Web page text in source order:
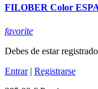
FILOBER Color
favorite
Debes de estar registrado
Entrar| Registrarse